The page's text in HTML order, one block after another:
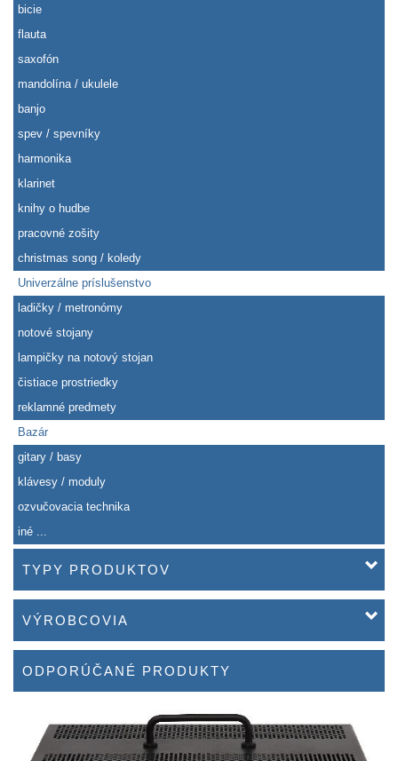
bicie
flauta
saxofón
mandolína / ukulele
banjo
spev / spevníky
harmonika
klarinet
knihy o hudbe
pracovné zošity
christmas song / koledy
Univerzálne príslušenstvo
ladičky / metronómy
notové stojany
lampičky na notový stojan
čistiace prostriedky
reklamné predmety
Bazár
gitary / basy
klávesy / moduly
ozvučovacia technika
iné ...
TYPY PRODUKTOV
VÝROBCOVIA
ODPORÚČANÉ PRODUKTY